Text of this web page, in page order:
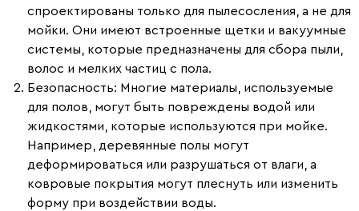
спроектированы только для пылесосления, а не для
мойки. Они имеют встроенные щетки и вакуумные
системы, которые предназначены для сбора пыли,
волос и мелких частиц с пола.
Безопасность: Многие материалы, используемые
для полов, могут быть повреждены водой или
жидкостями, которые используются при мойке.
Например, деревянные полы могут
деформироваться или разрушаться от влаги, а
ковровые покрытия могут плеснуть или изменить
форму при воздействии воды.